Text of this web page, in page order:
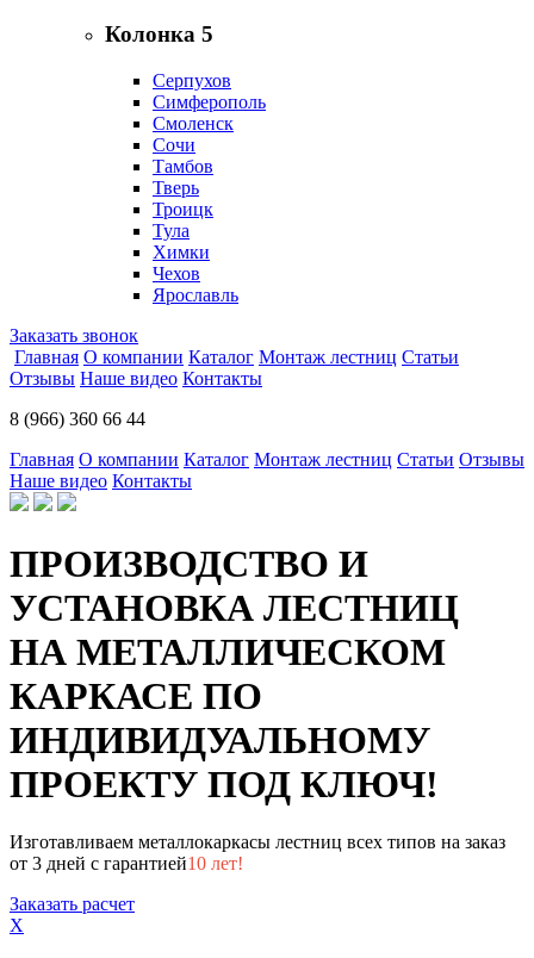
Колонка 5
Серпухов
Симферополь
Смоленск
Сочи
Тамбов
Тверь
Троицк
Тула
Химки
Чехов
Ярославль
Заказать звонок
Главная О компании Каталог Монтаж лестниц Статьи
Отзывы Наше видео Контакты
8 (966) 360 66 44
Главная О компании Каталог Монтаж лестниц Статьи Отзывы
Наше видео Контакты
ПРОИЗВОДСТВО И
УСТАНОВКА ЛЕСТНИЦ
НА МЕТАЛЛИЧЕСКОМ
КАРКАСЕ ПО
ИНДИВИДУАЛЬНОМУ
ПРОЕКТУ ПОД КЛЮЧ!
Изготавливаем металлокаркасы лестниц всех типов на заказ
от 3 дней с гарантией10 лет!
Заказать расчет
X